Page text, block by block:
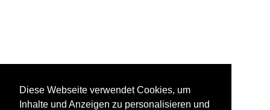
Diese Webseite verwendet Cookies, um
Inhalte und Anzeigen zu personalisieren und